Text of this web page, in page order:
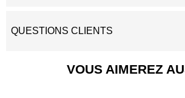
QUESTIONS CLIENTS
VOUS AIMEREZ